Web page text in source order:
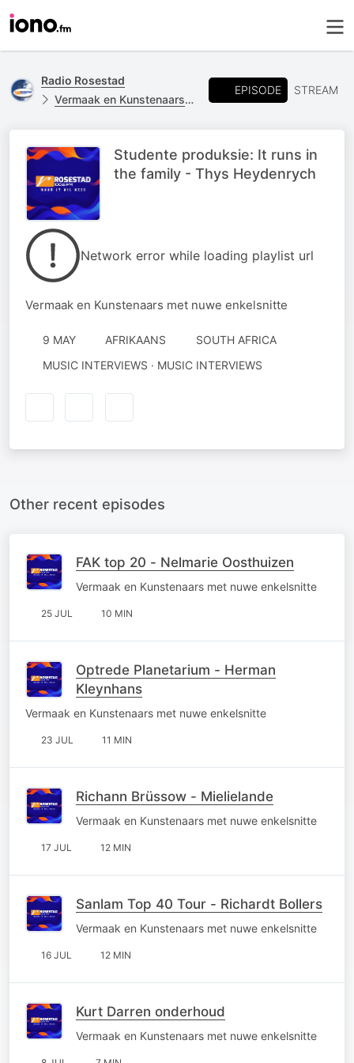
Radio Rosestad
Vermaak en Kunstenaars Onderhoude
EPISODE STREAM
Studente produksie: It runs in
the family - Thys Heydenrych
Network error while loading playlist url
Vermaak en Kunstenaars met nuwe enkelsnitte
9 MAY AFRIKAANS
SOUTH AFRICA
MUSIC INTERVIEWS · MUSIC INTERVIEWS
Other recent episodes
FAK top 20 - Nelmarie Oosthuizen
Vermaak en Kunstenaars met nuwe enkelsnitte
25 JUL 10 MIN
Optrede Planetarium - Herman
Kleynhans
Vermaak en Kunstenaars met nuwe enkelsnitte
23 JUL 11 MIN
Richann Brüssow - Mielielande
Vermaak en Kunstenaars met nuwe enkelsnitte
17 JUL 12 MIN
Sanlam Top 40 Tour - Richardt Bollers
Vermaak en Kunstenaars met nuwe enkelsnitte
16 JUL 12 MIN
Kurt Darren onderhoud
Vermaak en Kunstenaars met nuwe enkelsnitte